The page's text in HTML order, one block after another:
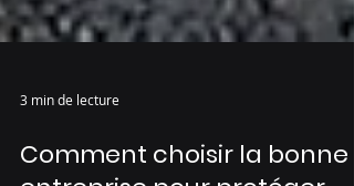
3 min de lecture